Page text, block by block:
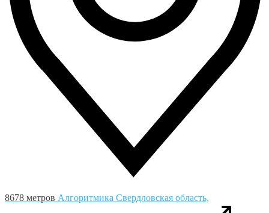
8678 метров Алгоритмика Свердловская область,